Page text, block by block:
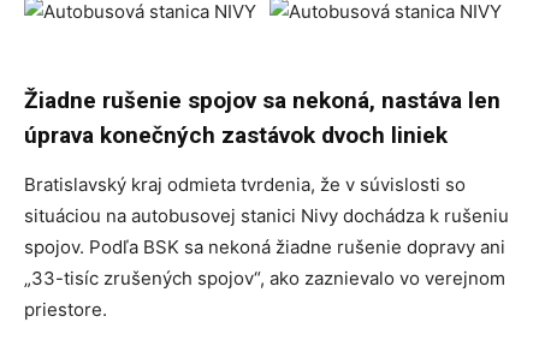
Žiadne rušenie spojov sa nekoná, nastáva len
úprava konečných zastávok dvoch liniek
Bratislavský kraj odmieta tvrdenia, že v súvislosti so
situáciou na autobusovej stanici Nivy dochádza k rušeniu
spojov. Podľa BSK sa nekoná žiadne rušenie dopravy ani
„33-tisíc zrušených spojov“, ako zaznievalo vo verejnom
priestore.